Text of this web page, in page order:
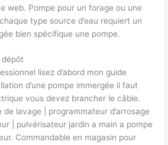
web. Pompe pour un forage ou une
type source d’eau requiert un
bien spécifique une pompe.
dépôt
lisez d’abord mon guide
d’une pompe immergée il faut
vous devez brancher le câble.
lavage | programmateur d’arrosage
| pulvérisateur jardin a main a pompe
Commandable en magasin pour